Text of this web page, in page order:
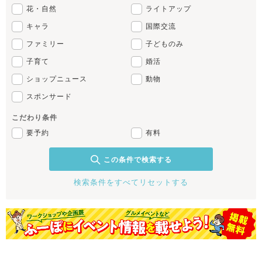
花・自然 ライトアップ
キャラ 国際交流
ファミリー 子どものみ
子育て 婚活
ショップニュース 動物
スポンサード
こだわり条件
要予約
有料
この条件で検索する
検索条件をすべてリセットする